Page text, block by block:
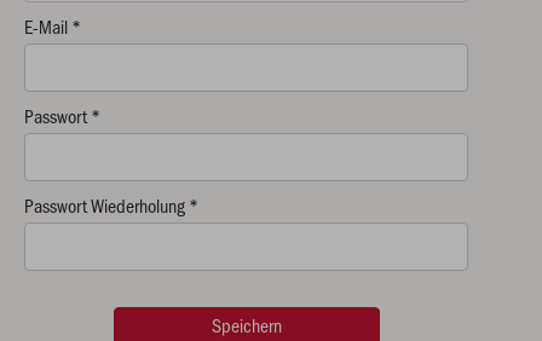
E-Mail *
Passwort *
Passwort Wiederholung *
Speichern